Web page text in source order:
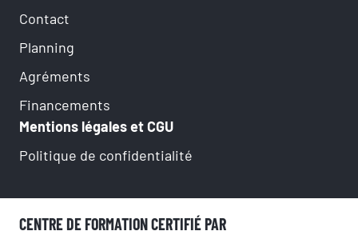
Contact
Planning
Agréments
Financements
Mentions légales et CGU
Politique de confidentialité
CENTRE DE FORMATION CERTIFIÉ PAR